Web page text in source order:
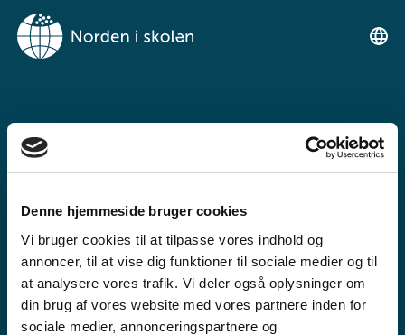
Denne hjemmeside bruger cookies
Vi bruger cookies til at tilpasse vores indhold og
annoncer, til at vise dig funktioner til sociale medier og til
at analysere vores trafik. Vi deler også oplysninger om
din brug af vores website med vores partnere inden for
sociale medier, annonceringspartnere og
NORDEN I
SKOLENIMUT
Tunngaviusumik atuarfimmut
ilinniarnertuunngorniarfimmullu
atuartitsinermi iserasuaat
akeqanngitsoq.